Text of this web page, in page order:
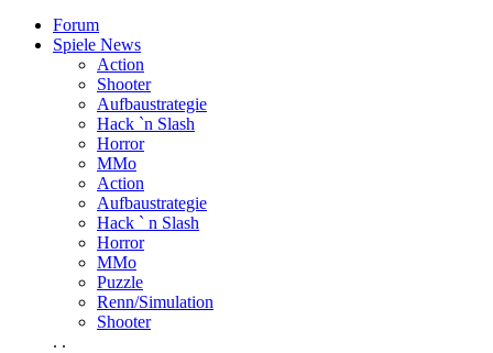
Forum
Spiele News
Action
Shooter
Aufbaustrategie
Hack `n Slash
Horror
MMo
Action
Aufbaustrategie
Hack ` n Slash
Horror
MMo
Puzzle
Renn/Simulation
Shooter
. .